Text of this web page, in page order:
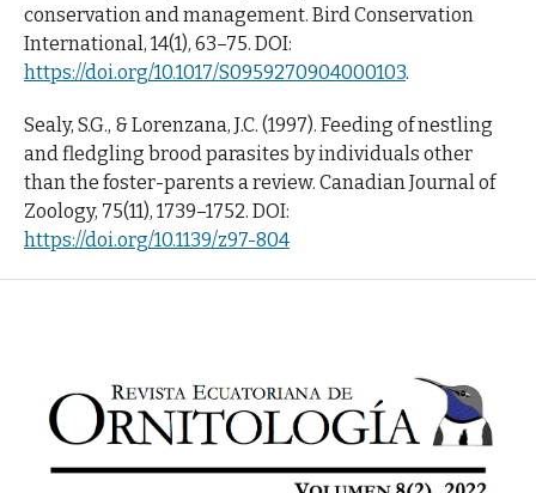
conservation and management. Bird Conservation
International, 14(1), 63–75. DOI:
https://doi.org/10.1017/S0959270904000103.
Sealy, S.G., & Lorenzana, J.C. (1997). Feeding of nestling
and fledgling brood parasites by individuals other
than the foster-parents a review. Canadian Journal of
Zoology, 75(11), 1739–1752. DOI:
https://doi.org/10.1139/z97-804